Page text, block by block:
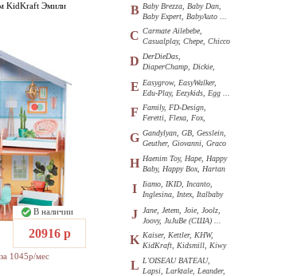
KidKraft Эмили
В наличии
20916 р
1045р/мес
B Baby Brezza, Baby Dan,
Baby Expert, BabyAuto ...
C Carmate Ailebebe,
Casualplay, Chepe, Chicco
D DerDieDas,
DiaperChamp, Dickie,
E Easygrow, EasyWalker,
Edu-Play, Eezykids, Egg ...
F
Family, FD-Design,
Feretti, Flexa, Fox,
G Gandylyan, GB, Gesslein,
Geuther, Giovanni, Graco
H Haenim Toy, Hape, Happy
Baby, Happy Box, Hartan
I
Iiamo, IKID, Incanto,
Inglesina, Intex, Italbaby
J
Jane, Jetem, Joie, Joolz,
Joovy, JuJuBe (США) ...
K Kaiser, Kettler, KHW,
KidKraft, Kidsmill, Kiwy
L L'OISEAU BATEAU,
Lapsi, Larktale, Leander,